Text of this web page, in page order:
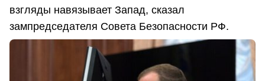
взгляды навязывает Запад, сказал
зампредседателя Совета Безопасности РФ.